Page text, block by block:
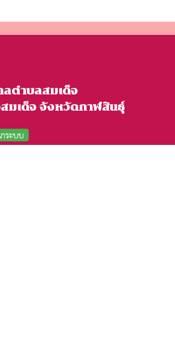
ลตำบลสมเด็จ
สมเด็จ จังหวัดกาฬสินธุ์
ระบบ